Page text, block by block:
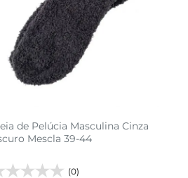
de Pelúcia Masculina Cinza
Mescla 39-44
(0)